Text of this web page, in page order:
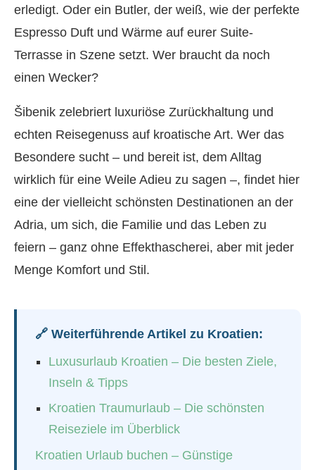
erledigt. Oder ein Butler, der weiß, wie der perfekte
Espresso Duft und Wärme auf eurer Suite-
Terrasse in Szene setzt. Wer braucht da noch
einen Wecker?
Šibenik zelebriert luxuriöse Zurückhaltung und
echten Reisegenuss auf kroatische Art. Wer das
Besondere sucht – und bereit ist, dem Alltag
wirklich für eine Weile Adieu zu sagen –, findet hier
eine der vielleicht schönsten Destinationen an der
Adria, um sich, die Familie und das Leben zu
feiern – ganz ohne Effekthascherei, aber mit jeder
Menge Komfort und Stil.
🔗 Weiterführende Artikel zu Kroatien:
Luxusurlaub Kroatien – Die besten Ziele,
Inseln & Tipps
Kroatien Traumurlaub – Die schönsten
Reiseziele im Überblick
Kroatien Urlaub buchen – Günstige